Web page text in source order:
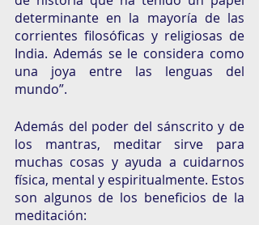
determinante en la mayoría de las
corrientes filosóficas y religiosas de
India. Además se le considera como
una joya entre las lenguas del
mundo”.
Además del poder del sánscrito y de
los mantras, meditar sirve para
muchas cosas y ayuda a cuidarnos
física, mental y espiritualmente. Estos
son algunos de los beneficios de la
meditación: